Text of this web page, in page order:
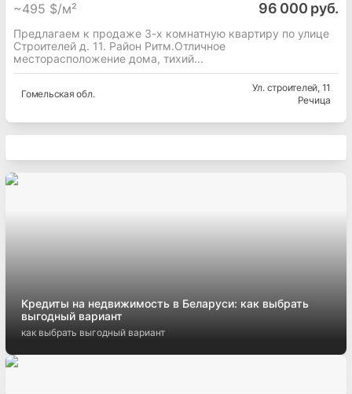
~495 $/м² 96 000 руб.
Предлагаем к продаже 3-х комнатную квартиру по улице
Строителей д. 11. Район Ритм.Отличное
месторасположение дома, тихий...
Гомельская обл.
Ул. строителей, 11
Речица
Кредиты на недвижимость в Беларуси: как выбрать
выгодный вариант
как выбрать выгодный вариант